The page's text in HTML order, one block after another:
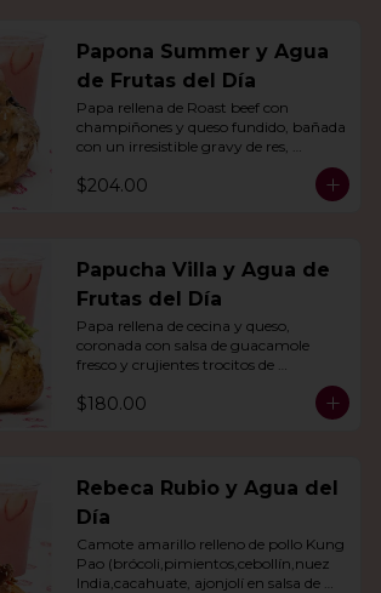
Papona Summer y Agua
de Frutas del Día
Papa rellena de Roast beef con
champiñones y queso fundido, bañada
con un irresistible gravy de res,
$204.00
Papucha Villa y Agua de
Frutas del Día
Papa rellena de cecina y queso,
coronada con salsa de guacamole
fresco y crujientes trocitos de
agua del día.
$180.00
Rebeca Rubio y Agua del
Día
Camote amarillo relleno de pollo Kung
Pao (brócoli,pimientos,cebollín,nuez
India,cacahuate, ajonjolí en salsa de